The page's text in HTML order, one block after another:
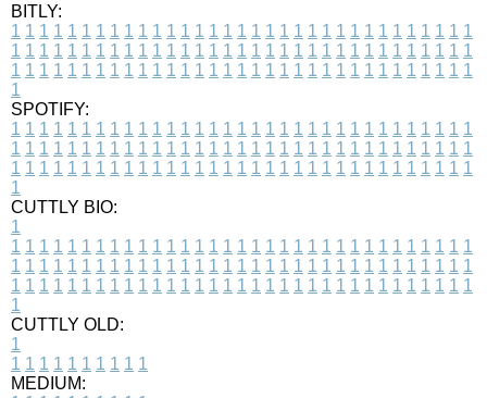
BITLY:
1 1 1 1 1 1 1 1 1 1 1 1 1 1 1 1 1 1 1 1 1 1 1 1 1 1 1 1 1 1 1 1 1
1 1 1 1 1 1 1 1 1 1 1 1 1 1 1 1 1 1 1 1 1 1 1 1 1 1 1 1 1 1 1 1 1
1 1 1 1 1 1 1 1 1 1 1 1 1 1 1 1 1 1 1 1 1 1 1 1 1 1 1 1 1 1 1 1 1
1
SPOTIFY:
1 1 1 1 1 1 1 1 1 1 1 1 1 1 1 1 1 1 1 1 1 1 1 1 1 1 1 1 1 1 1 1 1
1 1 1 1 1 1 1 1 1 1 1 1 1 1 1 1 1 1 1 1 1 1 1 1 1 1 1 1 1 1 1 1 1
1 1 1 1 1 1 1 1 1 1 1 1 1 1 1 1 1 1 1 1 1 1 1 1 1 1 1 1 1 1 1 1 1
1
CUTTLY BIO:
1
1 1 1 1 1 1 1 1 1 1 1 1 1 1 1 1 1 1 1 1 1 1 1 1 1 1 1 1 1 1 1 1 1
1 1 1 1 1 1 1 1 1 1 1 1 1 1 1 1 1 1 1 1 1 1 1 1 1 1 1 1 1 1 1 1 1
1 1 1 1 1 1 1 1 1 1 1 1 1 1 1 1 1 1 1 1 1 1 1 1 1 1 1 1 1 1 1 1 1
1
CUTTLY OLD:
1
1 1 1 1 1 1 1 1 1 1
MEDIUM: